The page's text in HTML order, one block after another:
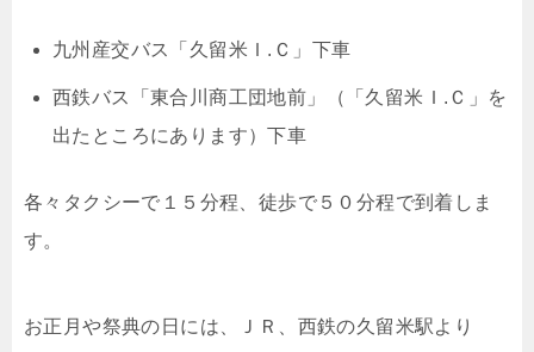
九州産交バス「久留米Ｉ.Ｃ」下車
西鉄バス「東合川商工団地前」（「久留米Ｉ.Ｃ」を
出たところにあります）下車
各々タクシーで１５分程、徒歩で５０分程で到着しま
す。
お正月や祭典の日には、ＪＲ、西鉄の久留米駅より